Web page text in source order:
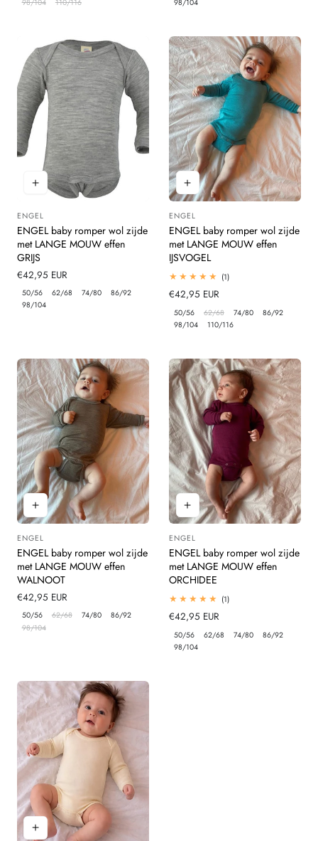
98/104 110/116 98/104
Leverancier:
ENGEL
ENGEL baby romper wol zijde
met LANGE MOUW effen
GRIJS
Normale
prijs
€42,95 EUR
50/56 62/68 74/80
86/92
98/104
Leverancier:
ENGEL
ENGEL baby romper wol zijde
met LANGE MOUW effen
IJSVOGEL
(1)1
Normale
prijs
€42,95 EUR
50/56 62/68 74/80
86/92
98/104
110/116
Leverancier:
ENGEL
ENGEL baby romper wol zijde
met LANGE MOUW effen
WALNOOT
Normale
prijs
€42,95 EUR
50/56 62/68 74/80
86/92
98/104
Leverancier:
ENGEL
ENGEL baby romper wol zijde
met LANGE MOUW effen
ORCHIDEE
(1)1
Normale
prijs
€42,95 EUR
50/56 62/68 74/80
86/92
98/104